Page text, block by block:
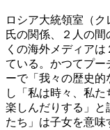
ロシア大統領室（
氏の関係、２人の
くの海外メディア
ている。かつてプー
ーで「我々の歴史的
し「私は時々、私
楽しんだりする」と
たち」は子女を意味